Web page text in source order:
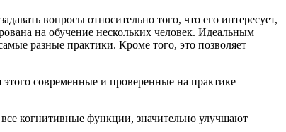
вопросы относительно того, что его интересует,
на обучение нескольких человек. Идеальным
разные практики. Кроме того, это позволяет
современные и проверенные на практике
когнитивные функции, значительно улучшают